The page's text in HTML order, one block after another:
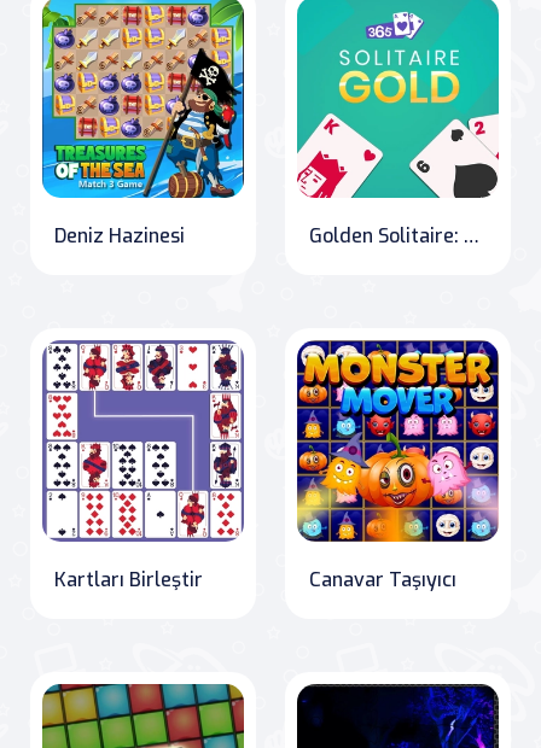
Deniz Hazinesi Golden Solitaire: 365 Days of Challenges
Kartları Birleştir Canavar Taşıyıcı